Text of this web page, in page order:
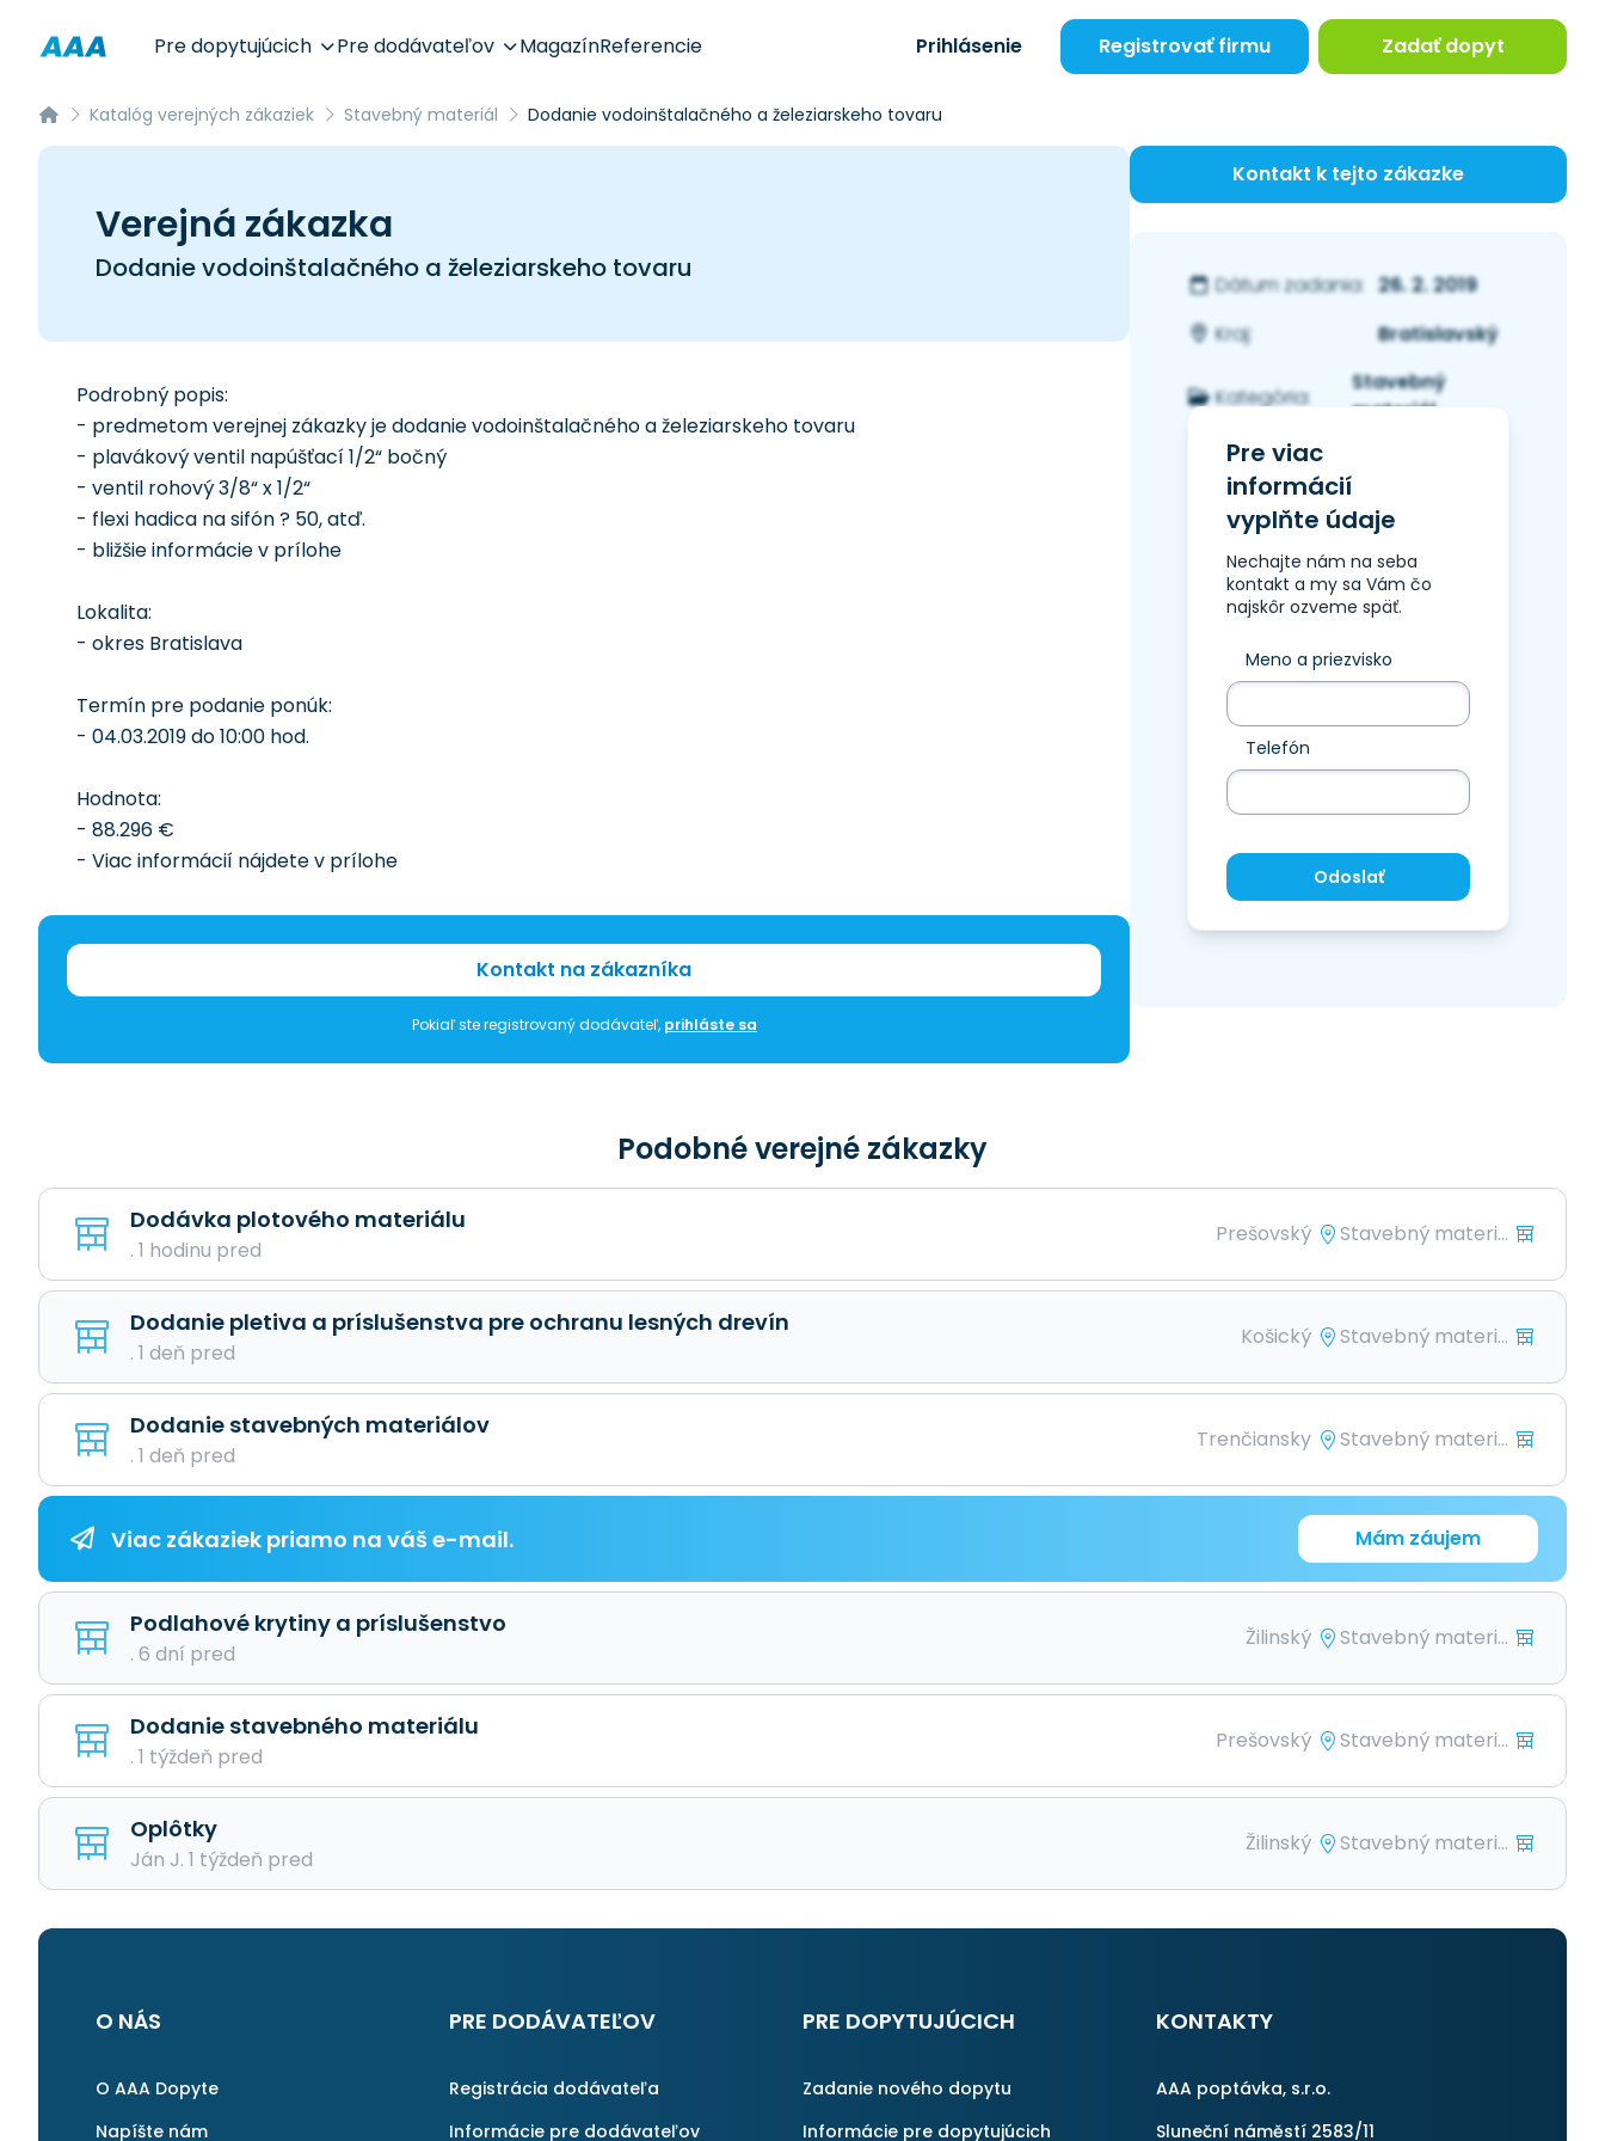
Pre dopytujúcich Pre dodávateľov MagazínReferencie Prihlásenie Registrovať firmu Zadať dopyt
Katalóg verejných zákaziek Stavebný materiál Dodanie vodoinštalačného a železiarskeho tovaru
Verejná zákazka
Dodanie vodoinštalačného a železiarskeho tovaru
Podrobný popis:
- predmetom verejnej zákazky je dodanie vodoinštalačného a železiarskeho tovaru
- plavákový ventil napúšťací 1/2“ bočný
- ventil rohový 3/8“ x 1/2“
- flexi hadica na sifón ? 50, atď.
- bližšie informácie v prílohe
Lokalita:
- okres Bratislava
Termín pre podanie ponúk:
- 04.03.2019 do 10:00 hod.
Hodnota:
- 88.296 €
- Viac informácií nájdete v prílohe
Kontakt na zákazníka
Pokiaľ ste registrovaný dodávateľ, prihláste sa
Kontakt k tejto zákazke
Dátum zadania: 26. 2. 2019
Kraj:
Bratislavský
Kategória:
Stavebný
materiál
Pre viac
informácií
vyplňte údaje
Nechajte nám na seba
kontakt a my sa Vám čo
najskôr ozveme späť.
Meno a priezvisko
Telefón
Odoslať
Podobné verejné zákazky
Dodávka plotového materiálu
. 1 hodinu pred
Prešovský Stavebný materi...
Dodanie pletiva a príslušenstva pre ochranu lesných drevín
. 1 deň pred
Košický Stavebný materi...
Dodanie stavebných materiálov
. 1 deň pred
Trenčiansky Stavebný materi...
Viac zákaziek priamo na váš e-mail. Mám záujem
Podlahové krytiny a príslušenstvo
. 6 dní pred
Žilinský Stavebný materi...
Dodanie stavebného materiálu
. 1 týždeň pred
Prešovský Stavebný materi...
Oplôtky
Ján J. 1 týždeň pred
Žilinský Stavebný materi...
O NÁS
O AAA Dopyte
Napíšte nám
PRE DODÁVATEĽOV
Registrácia dodávateľa
Informácie pre dodávateľov
PRE DOPYTUJÚCICH
Zadanie nového dopytu
Informácie pre dopytujúcich
KONTAKTY
AAA poptávka, s.r.o.
Sluneční náměstí 2583/11